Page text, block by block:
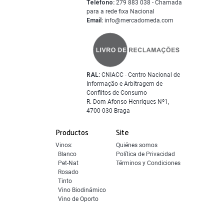
Productos
Vinos:
Blanco
Pet-Nat
Rosado
Tinto
Vino Biodinámico
Vino de Oporto
Site
Quiénes somos
Política de Privacidad
Términos y Condiciones
Teléfono: 279 883 038 - Chamada
para a rede fixa Nacional
Email: info@mercadomeda.com
RAL: CNIACC - Centro Nacional de
Informação e Arbitragem de
Conflitos de Consumo
R. Dom Afonso Henriques Nº1,
4700-030 Braga